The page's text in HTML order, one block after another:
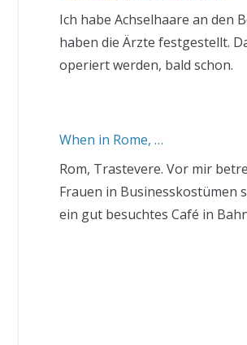
Ich habe Achselhaare an den
haben die Ärzte festgestellt.
operiert werden, bald schon.
When in Rome, …
Rom, Trastevere. Vor mir
Frauen in Businesskostümen
ein gut besuchtes Café in